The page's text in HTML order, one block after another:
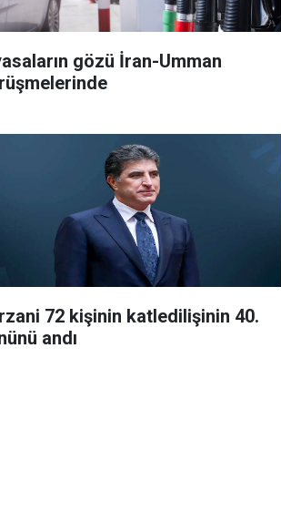
gözü İran-Umman
72 kişinin katledilişinin 40.
andı